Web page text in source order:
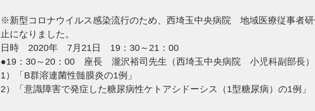
​※新型コロナウイルス感染流行のため、西埼玉中央病院　地域医療従事者
止になりました。
日時　2020年　7月21日　19：30～21：00
●19：30～20：00　座長　瀧沢裕司先生（西埼玉中央病院　小児科副部長）
1）「B群溶連菌性髄膜炎の1例」
​2）「意識障害で発症した糖尿病性ケトアシドーシス（1型糖尿病）の1例」